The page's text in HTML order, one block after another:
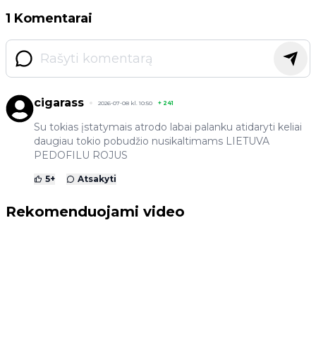
1 Komentarai
cigarass 2026-07-08 kl. 10:50 + 241
Su tokias įstatymais atrodo labai palanku atidaryti keliai
daugiau tokio pobudžio nusikaltimams LIETUVA
PEDOFILU ROJUS
5+ Atsakyti
Rekomenduojami video